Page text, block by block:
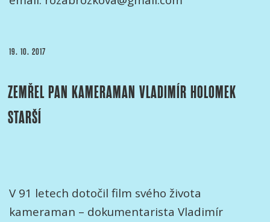
PUBLIKOVÁNO
19. 10. 2017
ZEMŘEL PAN KAMERAMAN VLADIMÍR HOLOMEK
STARŠÍ
V 91 letech dotočil film svého života
kameraman – dokumentarista Vladimír